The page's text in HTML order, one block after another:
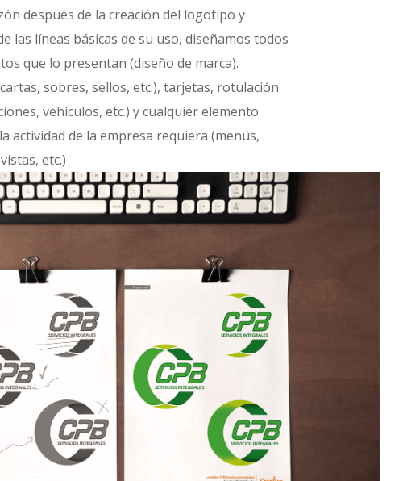
después de la creación del logotipo y
las líneas básicas de su uso, diseñamos todos
que lo presentan (diseño de marca).
sobres, sellos, etc.), tarjetas, rotulación
vehículos, etc.) y cualquier elemento
actividad de la empresa requiera (menús,
etc.)